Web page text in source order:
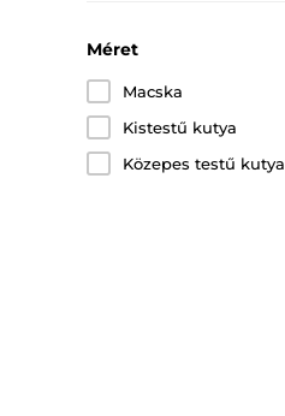
Méret
Macska
Kistestű kutya
Közepes testű kutya